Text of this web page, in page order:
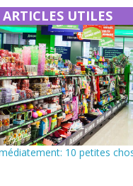
ARTICLES UTILES
10 petites